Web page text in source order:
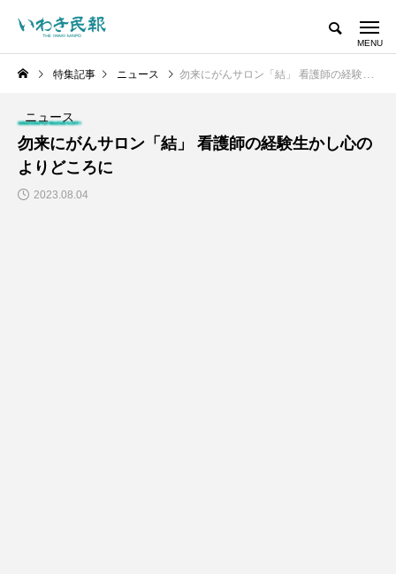
特集記事 ニュース 勿来にがんサロン「結」 看護師の経験生かし心のよりどころに
ニュース
勿来にがんサロン「結」 看護師の経験生かし心の
よりどころに
2023.08.04